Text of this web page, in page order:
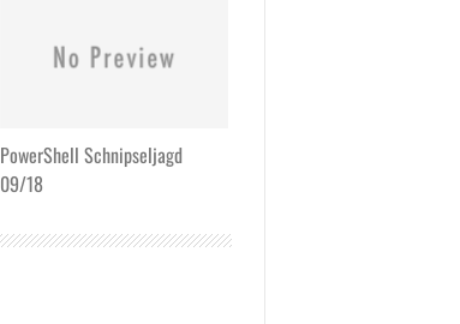
PowerShell Schnipseljagd
09/18